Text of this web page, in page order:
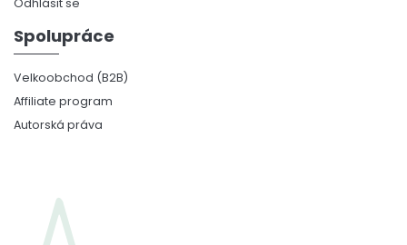
Odhlásit se
Spolupráce
Velkoobchod (B2B)
Affiliate program
Autorská práva